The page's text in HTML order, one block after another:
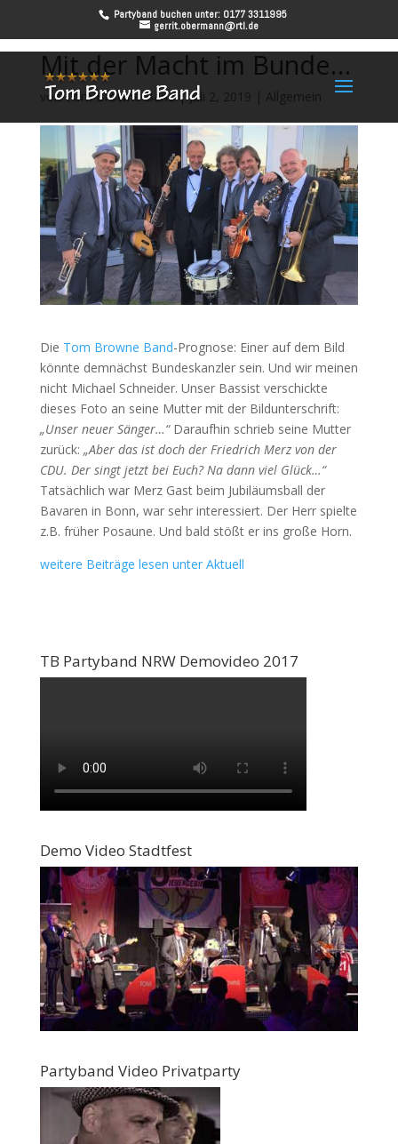
Partyband buchen unter: 0177 3311995
gerrit.obermann@rtl.de
Mit der Macht im Bunde…
vonTom Browne Band|Juli 2, 2019 | Allgemein
Die Tom Browne Band-Prognose: Einer auf dem Bild
könnte demnächst Bundeskanzler sein. Und wir meinen
nicht Michael Schneider. Unser Bassist verschickte
dieses Foto an seine Mutter mit der Bildunterschrift:
„Unser neuer Sänger…“Daraufhin schrieb seine Mutter
zurück: „Aber das ist doch der Friedrich Merz von der
CDU. Der singt jetzt bei Euch? Na dann viel Glück…“
Tatsächlich war Merz Gast beim Jubiläumsball der
Bavaren in Bonn, war sehr interessiert. Der Herr spielte
z.B. früher Posaune. Und bald stößt er ins große Horn.
weitere Beiträge lesen unter Aktuell
TB Partyband NRW Demovideo 2017
Demo Video Stadtfest
Partyband Video Privatparty